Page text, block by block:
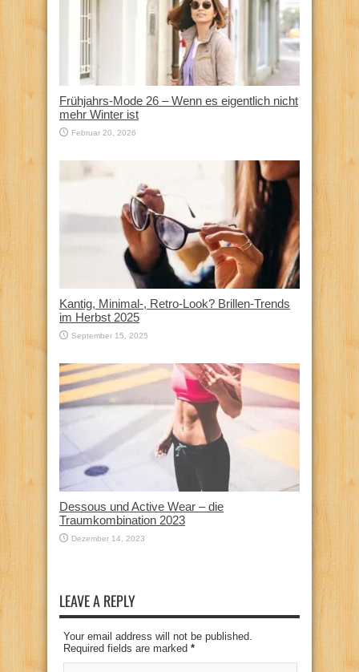
Frühjahrs-Mode 26 – Wenn es eigentlich nicht
mehr Winter ist
Februar 20, 2026
Kantig, Minimal-, Retro-Look? Brillen-Trends
im Herbst 2025
September 15, 2025
Dessous und Active Wear – die
Traumkombination 2023
Dezember 14, 2023
LEAVE A REPLY
Your email address will not be published.
Required fields are marked *